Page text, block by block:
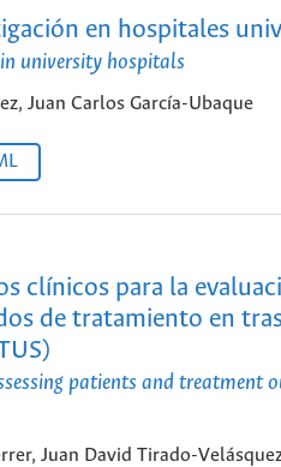
en hospitales
university hospitals
Juan Carlos García-Ubaque
clínicos para la
de tratamiento en
patients and treatment
Juan David Tirado-